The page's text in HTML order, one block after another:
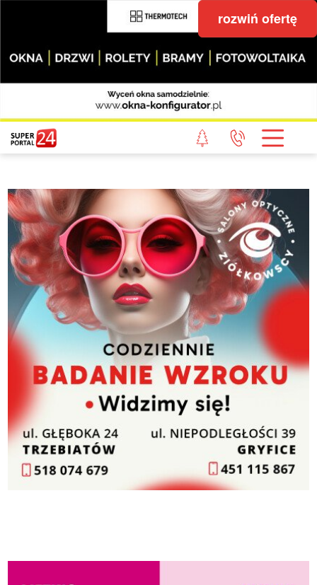
rozwiń ofertę
STRONA GŁÓWNA
POWIAT GRYFICKI
WIADOMOŚCI Z LASU
STUDIO SUPERPORTALU
KONTAKT
REDAKCJA
REGULAMIN